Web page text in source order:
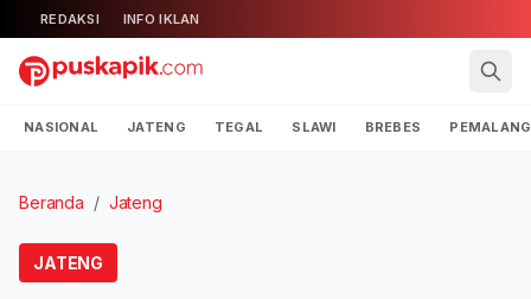
REDAKSI INFO IKLAN
NASIONAL JATENG TEGAL SLAWI BREBES PEMALANG
Beranda / Jateng
JATENG